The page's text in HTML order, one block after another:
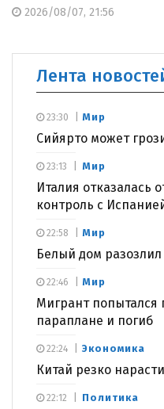
2026/08/07, 21:56
Лента
Мир
Сийярто может
23:30
Мир
Италия отказалась
контроль с
23:13
Мир
Белый дом
22:58
Мир
Мигрант попытался
параплане и погиб
22:46
Экономика
Китай резко
22:24
Политика
22:12